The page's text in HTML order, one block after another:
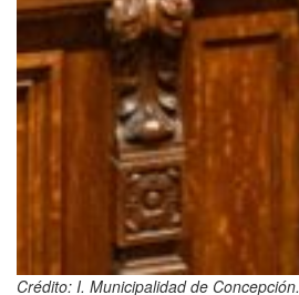
Crédito: I. Municipalidad de Concepción.